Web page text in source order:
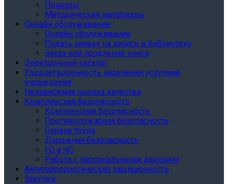
Приказы
Методические материалы
Онлайн обслуживание
Онлайн обслуживание
Подать заявку на запись в библиотеку
Заказ или продление книги
Электронный каталог
Удовлетворенность населения услугами
учреждения
Независимая оценка качества
Комплексная безопасность
Комплексная безопасность
Противопожарная безопасность
Охрана труда
Дорожная безопасность
ГО и ЧС
Работа с персональными данными
Антитеррористическая защищенность
Закупки